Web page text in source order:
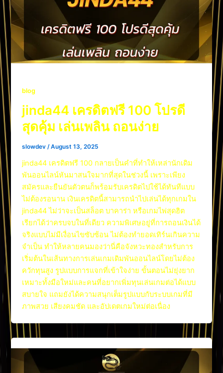
blog
jinda44 เครดิตฟรี 100 โปรดี
สุดคุ้ม เล่นเพลิน ถอนง่าย
slowdev/August 13, 2025
jinda44 เครดิตฟรี 100 กลายเป็นคำที่ทำให้เหล่านักเดิม
พันออนไลน์หันมาสนใจมากที่สุดในช่วงนี้ เพราะเพียง
สมัครและยืนยันตัวตนก็พร้อมรับเครดิตไปใช้ได้ทันทีแบบ
ไม่ต้องรอนาน เงินเครดิตนี้สามารถนำไปเล่นได้ทุกเกมใน
jinda44 ไม่ว่าจะเป็นสล็อต บาคาร่า หรือเกมไพ่สุดฮิต
เรียกได้ว่าครบจบในที่เดียว ความพิเศษอยู่ที่การถอนเงินได้
จริงแบบไม่มีเงื่อนไขซับซ้อน ไม่ต้องทำยอดเทิร์นเกินความ
จำเป็น ทำให้หลายคนมองว่านี่คือจังหวะทองสำหรับการ
เริ่มต้นในเส้นทางการเล่นเกมเดิมพันออนไลน์โดยไม่ต้อง
ควักทุนสูง รูปแบบการแจกที่เข้าใจง่าย ขั้นตอนไม่ยุ่งยาก
เหมาะทั้งมือใหม่และคนที่อยากเพิ่มทุนเล่นเกมต่อได้แบบ
สบายใจ แถมยังได้ความสนุกเต็มรูปแบบกับระบบเกมที่มี
ภาพสวย เสียงคมชัด และอัปเดตเกมใหม่ต่อเนื่อง